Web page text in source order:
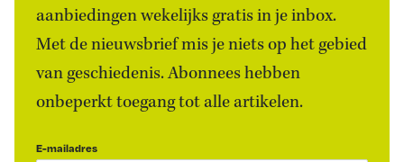
aanbiedingen wekelijks gratis in je inbox.
Met de nieuwsbrief mis je niets op het gebied
van geschiedenis. Abonnees hebben
onbeperkt toegang tot alle artikelen.
E-mailadres